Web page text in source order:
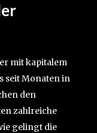
mit kapitalem
seit Monaten in
den
zahlreiche
gelingt die